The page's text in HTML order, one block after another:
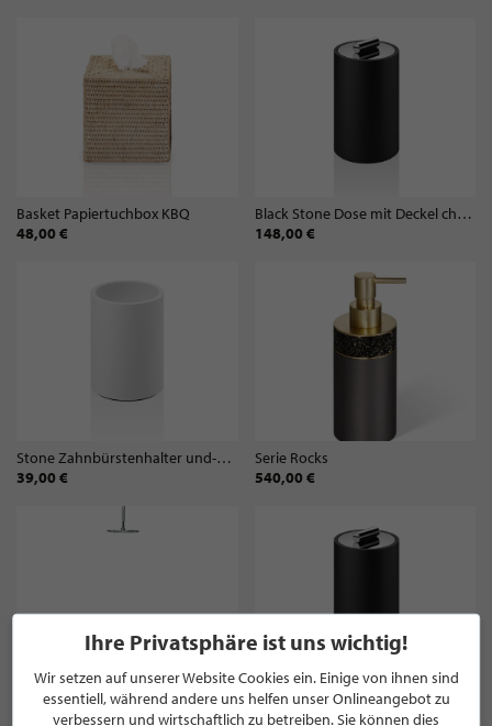
Basket Papiertuchbox KBQ
48,00 €
Black Stone Dose mit Deckel chrom DMD Größe M
148,00 €
Stone Zahnbürstenhalter und-Becher BER
39,00 €
Serie Rocks
540,00 €
Duschhocker DW 80
Ihre Privatsphäre ist uns wichtig!
Wir setzen auf unserer Website Cookies ein. Einige von ihnen sind
essentiell, während andere uns helfen unser Onlineangebot zu
verbessern und wirtschaftlich zu betreiben. Sie können dies